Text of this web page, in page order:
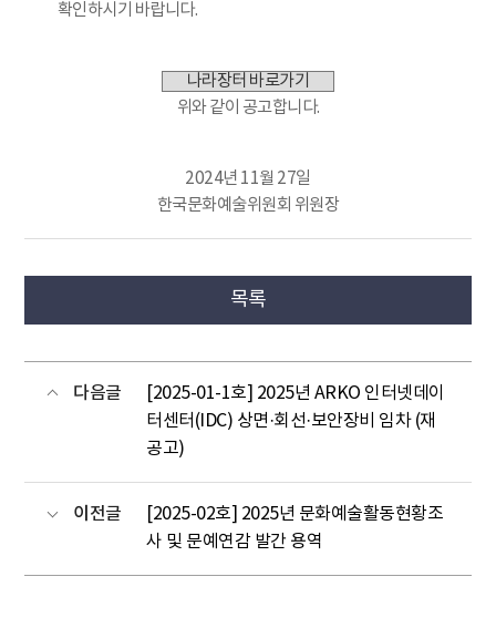
확인하시기 바랍니다.
나라장터 바로가기
위와 같이 공고합니다.
2024년 11월 27일
한국문화예술위원회 위원장
목록
다음글
[2025-01-1호] 2025년 ARKO 인터넷데이
터센터(IDC) 상면·회선·보안장비 임차 (재
공고)
이전글
[2025-02호] 2025년 문화예술활동현황조
사 및 문예연감 발간 용역